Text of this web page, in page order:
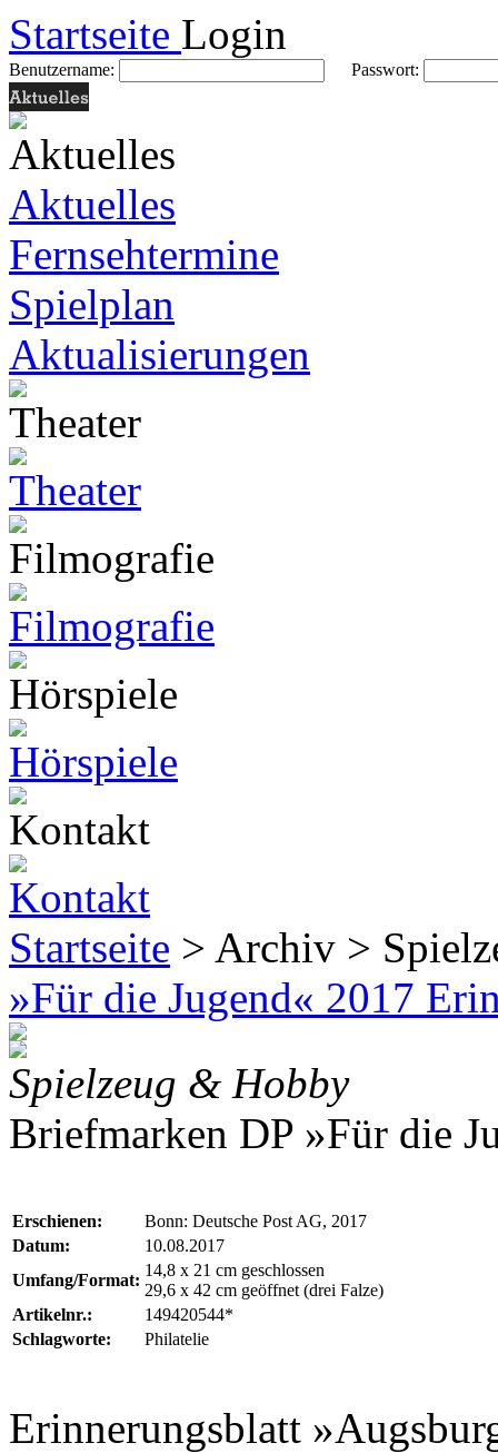
Startseite Login
Benutzername: Passwort:
Aktuelles
Fernsehtermine
Spielplan
Aktualisierungen
Startseite > Archiv >
»Für die Jugend« 2017
Spielzeug & Hobby
Briefmarken DP »Für die
Erschienen:
Bonn: Deutsche Post AG, 2017
Datum:
10.08.2017
Umfang/Format:
14,8 x 21 cm geschlossen
29,6 x 42 cm geöffnet (drei Falze)
Artikelnr.:
149420544*
Schlagworte:
Philatelie
Erinnerungsblatt